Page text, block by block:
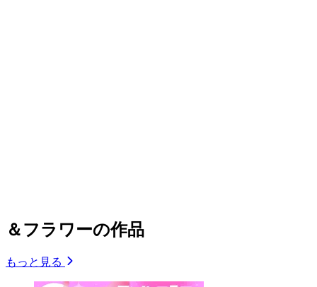
＆フラワーの作品
もっと見る